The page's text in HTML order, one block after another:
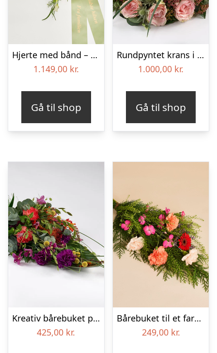
Hjerte med bånd – Floristens kreative valg
1.149,00 kr.
Gå til shop
Rundpyntet krans i lyse farver – Blomster til begravelse
1.000,00 kr.
Gå til shop
Kreativ bårebuket på stort blad – Blomster til begravelse
425,00 kr.
Bårebuket til et farverigt minde
249,00 kr.